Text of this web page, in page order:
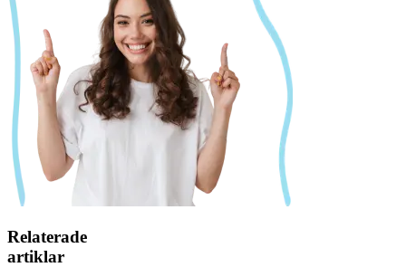
Relaterade
artiklar